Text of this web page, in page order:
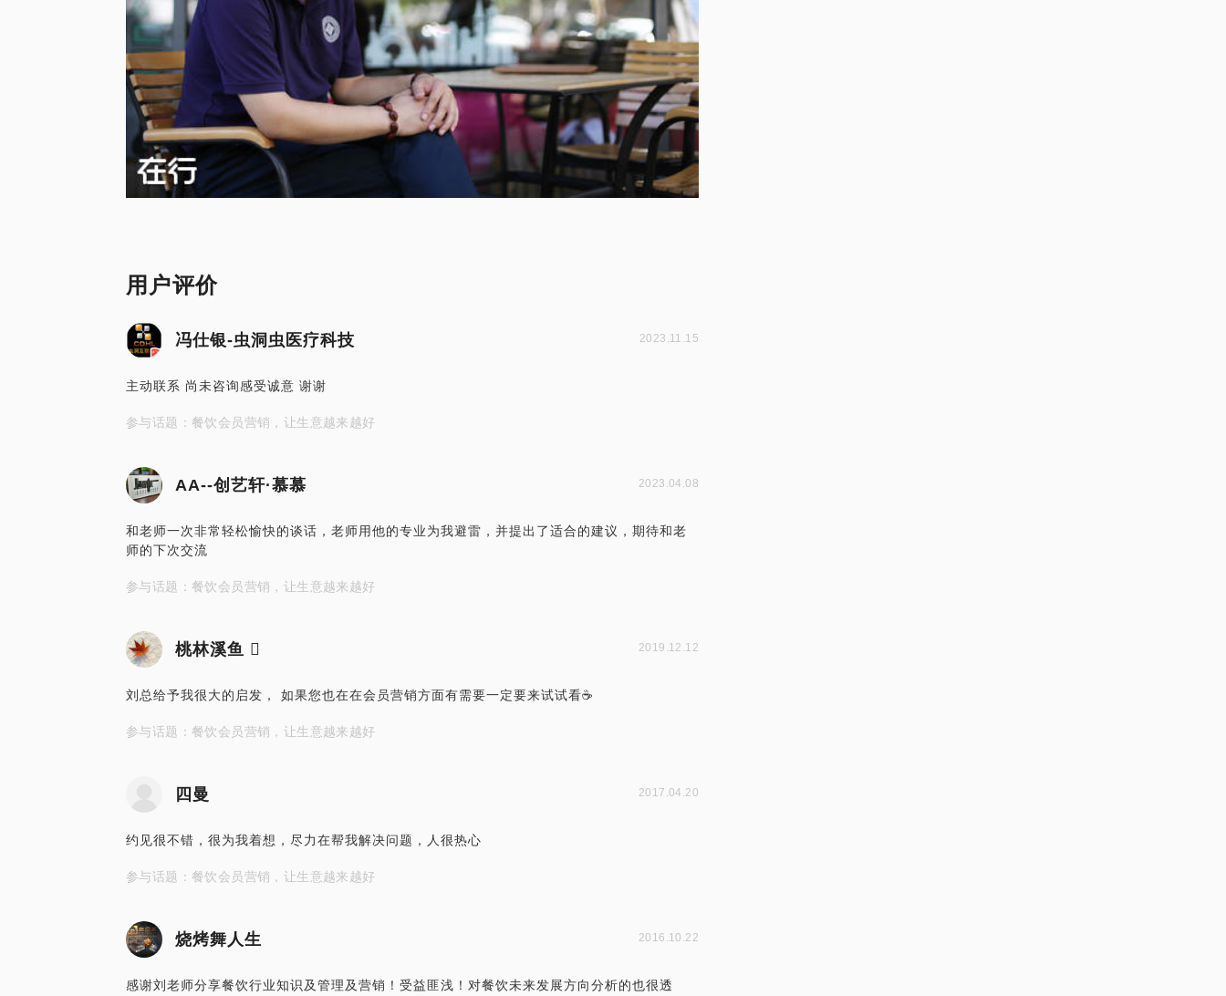
用户评价
冯仕银-虫洞虫医疗科技 2023.11.15
主动联系 尚未咨询感受诚意 谢谢
参与话题：餐饮会员营销，让生意越来越好
AA--创艺轩·慕慕 2023.04.08
和老师一次非常轻松愉快的谈话，老师用他的专业为我避雷，并提出了适合的建议，期待和老
师的下次交流
参与话题：餐饮会员营销，让生意越来越好
桃林溪鱼  2019.12.12
刘总给予我很大的启发， 如果您也在在会员营销方面有需要一定要来试试看☕
参与话题：餐饮会员营销，让生意越来越好
四曼 2017.04.20
约见很不错，很为我着想，尽力在帮我解决问题，人很热心
参与话题：餐饮会员营销，让生意越来越好
烧烤舞人生 2016.10.22
感谢刘老师分享餐饮行业知识及管理及营销！受益匪浅！对餐饮未来发展方向分析的也很透